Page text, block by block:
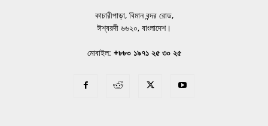
কাচারীপাড়া, বিমান বন্দর রোড,
ঈশ্বরদী ৬৬২০, বাংলাদেশ।
মোবাইল: +৮৮০ ১৯৭১ ২৫ ৩০ ২৫